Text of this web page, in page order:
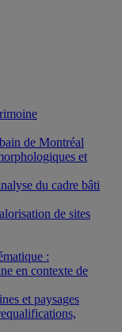
de Montréal
et
du cadre bâti
de sites
:
en contexte de
et paysages